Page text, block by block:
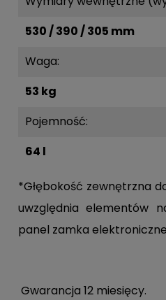
530 / 390 / 305 mm
Waga:
53 kg
Pojemność:
64 l
*Głębokość zewnętrzna
uwzględnia elementów
panel zamka
Gwarancja 12 miesięcy.